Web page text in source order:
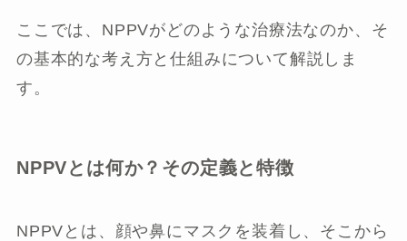
ここでは、NPPVがどのような治療法なのか、そ
の基本的な考え方と仕組みについて解説しま
す。
NPPVとは何か？その定義と特徴
NPPVとは、顔や鼻にマスクを装着し、そこから